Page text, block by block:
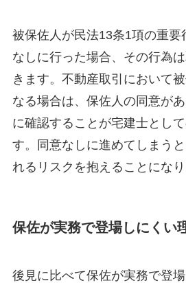
被保佐人が民法13条1項の重
なしに行った場合、その行為
きます。不動産取引において
なる場合は、保佐人の同意が
に確認することが宅建士とし
す。同意なしに進めてしまう
れるリスクを抱えることになり
保佐が実務で登場しにくい
後見に比べて保佐が実務で登場